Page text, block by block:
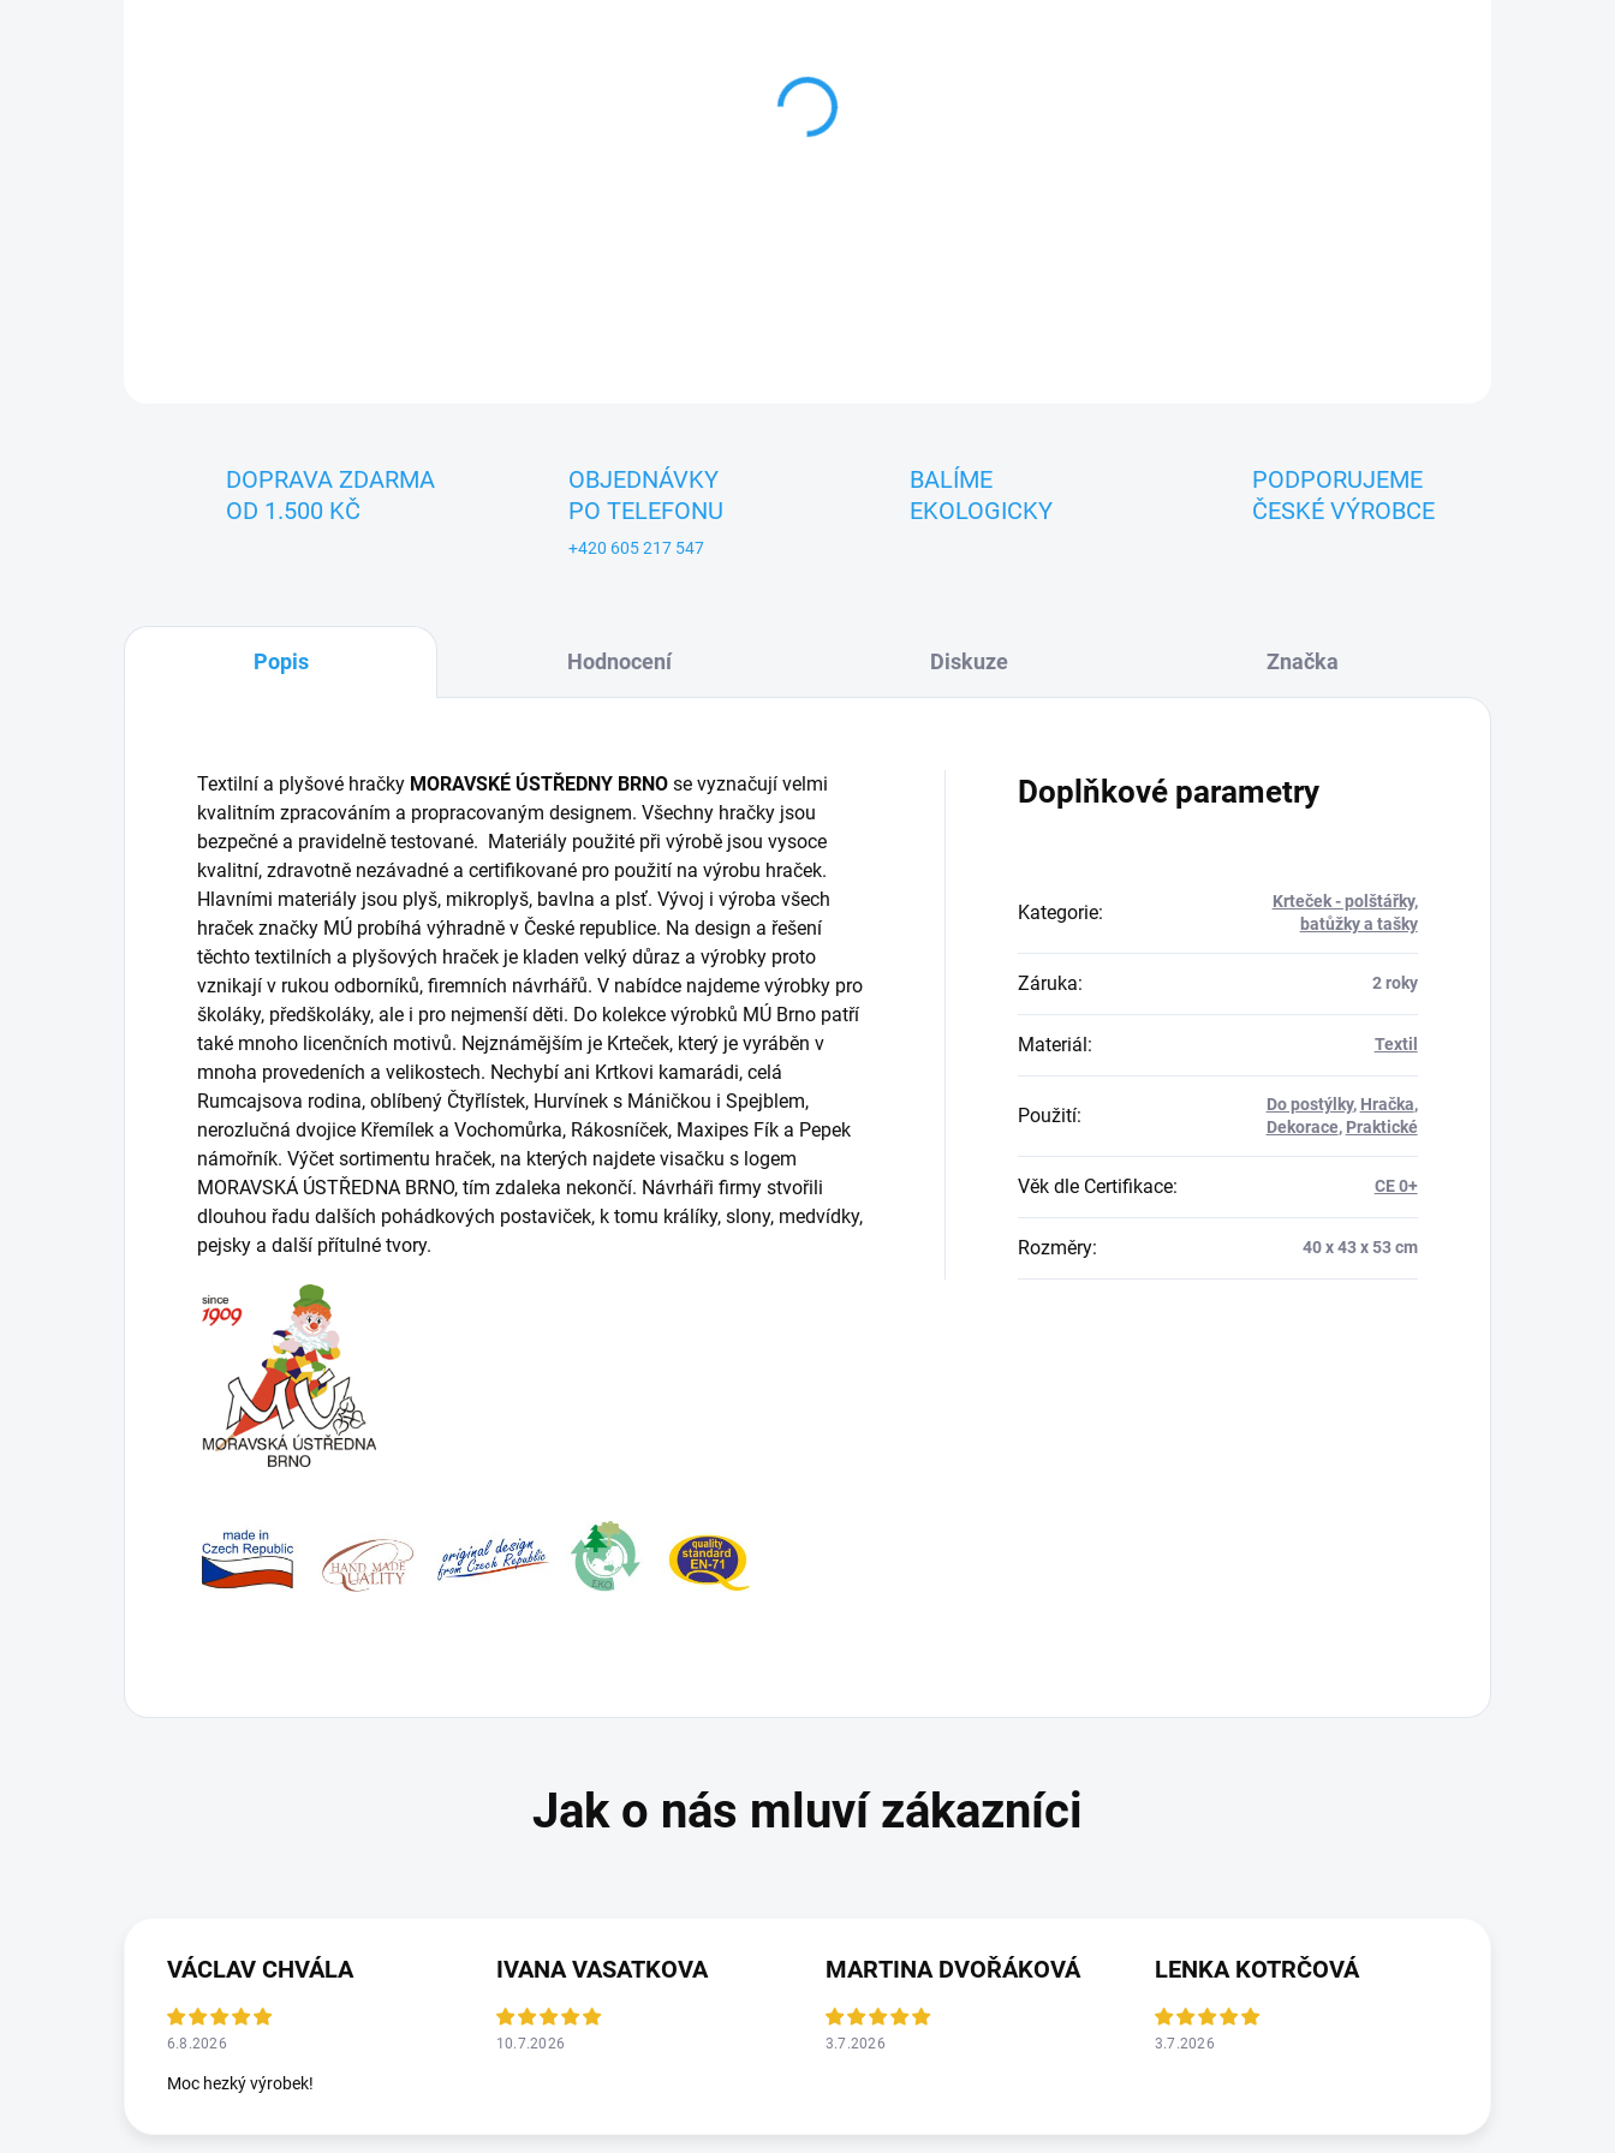
DOPRAVA ZDARMA
OD 1.500 KČ
OBJEDNÁVKY
PO TELEFONU
+420 605 217 547
BALÍME
EKOLOGICKY
PODPORUJEME
ČESKÉ VÝROBCE
Popis Hodnocení Diskuze Značka
Textilní a plyšové hračky MORAVSKÉ ÚSTŘEDNY BRNO se vyznačují velmi
kvalitním zpracováním a propracovaným designem. Všechny hračky jsou
bezpečné a pravidelně testované. Materiály použité při výrobě jsou vysoce
kvalitní, zdravotně nezávadné a certifikované pro použití na výrobu hraček.
Hlavními materiály jsou plyš, mikroplyš, bavlna a plsť. Vývoj i výroba všech
hraček značky MÚ probíhá výhradně v České republice. Na design a řešení
těchto textilních a plyšových hraček je kladen velký důraz a výrobky proto
vznikají v rukou odborníků, firemních návrhářů. V nabídce najdeme výrobky pro
školáky, předškoláky, ale i pro nejmenší děti. Do kolekce výrobků MÚ Brno patří
také mnoho licenčních motivů. Nejznámějším je Krteček, který je vyráběn v
mnoha provedeních a velikostech. Nechybí ani Krtkovi kamarádi, celá
Rumcajsova rodina, oblíbený Čtyřlístek, Hurvínek s Máničkou i Spejblem,
nerozlučná dvojice Křemílek a Vochomůrka, Rákosníček, Maxipes Fík a Pepek
námořník. Výčet sortimentu hraček, na kterých najdete visačku s logem
MORAVSKÁ ÚSTŘEDNA BRNO, tím zdaleka nekončí. Návrháři firmy stvořili
dlouhou řadu dalších pohádkových postaviček, k tomu králíky, slony, medvídky,
pejsky a další přítulné tvory.
Doplňkové parametry
Kategorie:
Krteček - polštářky,
batůžky a tašky
Záruka: 2 roky
Materiál: Textil
Použití: Do postýlky, Hračka,
Dekorace, Praktické
Věk dle Certifikace: CE 0+
Rozměry: 40 x 43 x 53 cm
VÁCLAV CHVÁLA
6.8.2026
Moc hezký výrobek!
IVANA VASATKOVA
10.7.2026
MARTINA DVOŘÁKOVÁ
3.7.2026
LENKA KOTRČOVÁ
3.7.2026